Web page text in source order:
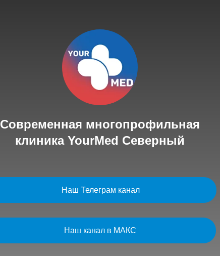
Современная многопрофильная
клиника YourMed Северный
Наш канал в МАКС
Наш Телеграм канал